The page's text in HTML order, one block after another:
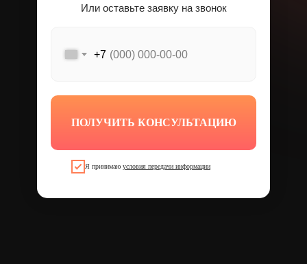
Или оставьте заявку на звонок
Я принимаю условия передачи информации
+7
ПОЛУЧИТЬ КОНСУЛЬТАЦИЮ